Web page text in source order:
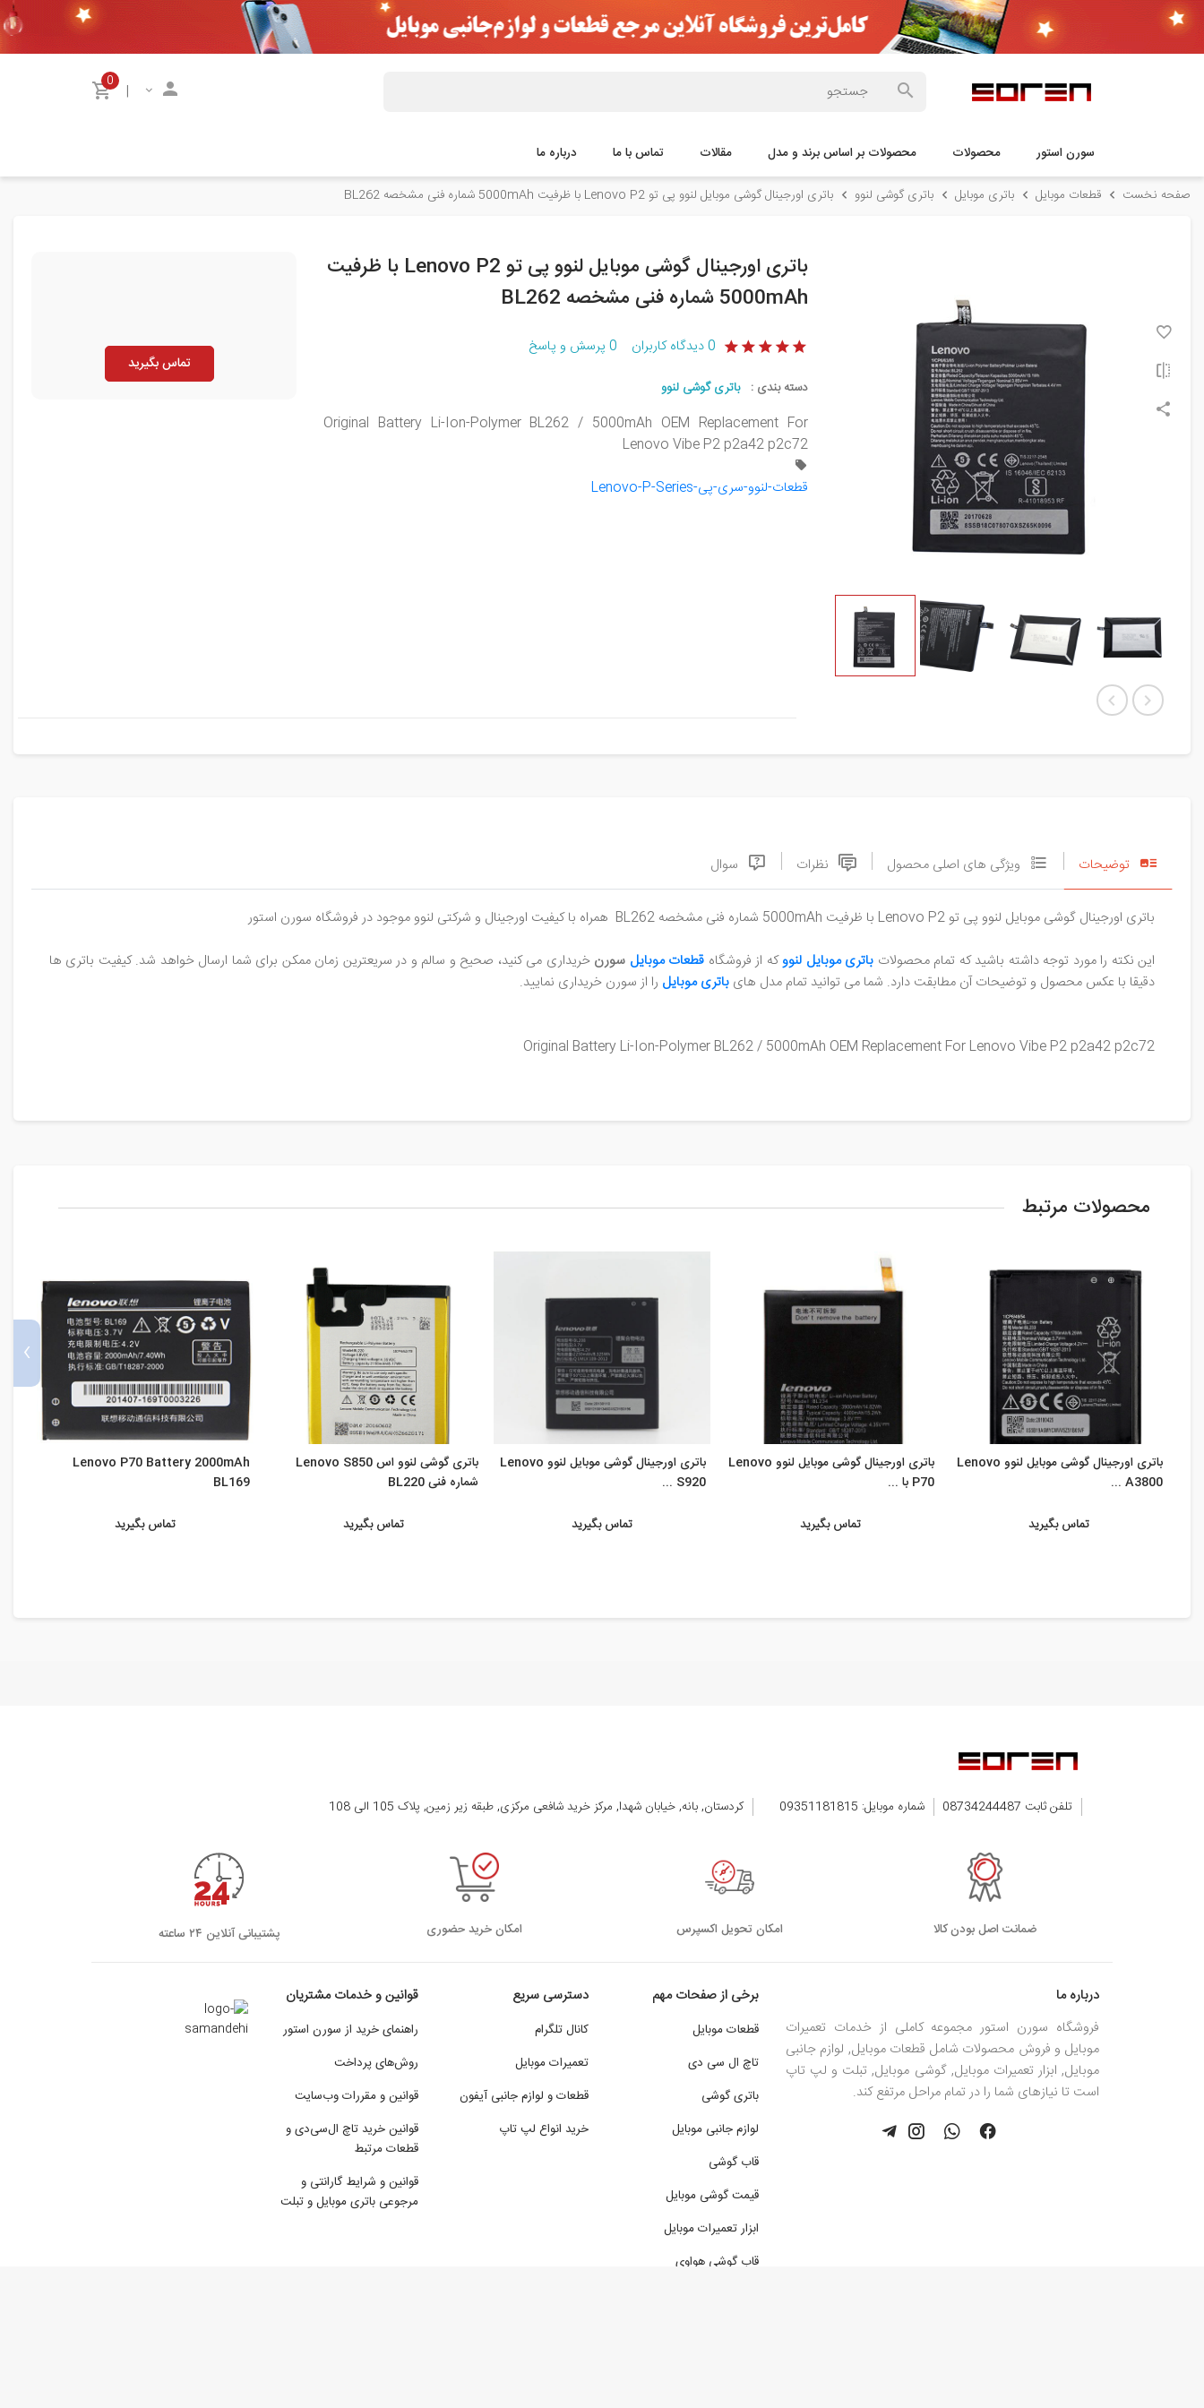
|
0
سورن استور محصولات محصولات بر اساس برند و مدل مقالات تماس با ما درباره ما
صفحه نخست قطعات موبایل باتری موبایل باتری گوشی لنوو باتری اورجینال گوشی موبایل لنوو پی تو Lenovo P2 با ظرفیت 5000mAh شماره فنی مشخصه BL262
باتری اورجینال گوشی موبایل لنوو پی تو Lenovo P2 با ظرفیت
5000mAh شماره فنی مشخصه BL262
0دیدگاه کاربران 0 پرسش و پاسخ
دسته بندی : باتری گوشی لنوو
Original Battery Li-Ion-Polymer BL262 / 5000mAh OEM Replacement For
Lenovo Vibe P2 p2a42 p2c72
قطعات-لنوو-سری-پی-Lenovo-P-Series
تماس بگیرید
توضیحات ویژگی های اصلی محصول نظرات سوال
باتری اورجینال گوشی موبایل لنوو پی تو Lenovo P2 با ظرفیت 5000mAh شماره فنی مشخصه BL262 همراه با کیفیت اورجینال و شرکتی لنوو موجود در فروشگاه سورن استور
این نکته را مورد توجه داشته باشید که تمام محصولات باتری موبایل لنوو که از فروشگاه قطعات موبایل سورن خریداری می کنید، صحیح و سالم و در سریعترین زمان ممکن برای شما ارسال خواهد شد. کیفیت باتری ها
دقیقا با عکس محصول و توضیحات آن مطابقت دارد. شما می توانید تمام مدل های باتری موبایل را از سورن خریداری نمایید.
Original Battery Li-Ion-Polymer BL262 / 5000mAh OEM Replacement For Lenovo Vibe P2 p2a42 p2c72
محصولات مرتبط
باتری اورجینال گوشی موبایل لنوو Lenovo
A3800 ...
تماس بگیرید
باتری اورجینال گوشی موبایل لنوو Lenovo
P70 با ...
تماس بگیرید
باتری اورجینال گوشی موبایل لنوو Lenovo
S920 ...
تماس بگیرید
باتری گوشی لنوو اس Lenovo S850
شماره فنی BL220
تماس بگیرید
Lenovo P70 Battery 2000mAh
BL169
تماس بگیرید
›
تلفن ثابت 08734244487 شماره موبایل: 09351181815 کردستان, بانه, خیابان شهدا, مرکز خرید شافعی مرکزی, طبقه زیر زمین, پلاک 105 الی 108
ضمانت اصل بودن کالا اﻣﮑﺎن ﺗﺤﻮﯾﻞ اﮐﺴﭙﺮس امکان خرید حضوری پشتیبانی آنلاین ۲۴ ساعته
درباره ما
فروشگاه سورن استور مجموعه کاملی از خدمات تعمیرات
موبایل و فروش محصولات شامل قطعات موبایل, لوازم جانبی
موبایل, ابزار تعمیرات موبایل, گوشی موبایل, تبلت و لپ تاپ
است تا نیازهای شما را در تمام مراحل مرتفع کند.
برخی از صفحات مهم
قطعات موبایل
تاچ ال سی دی
باتری گوشی
لوازم جانبی موبایل
قاب گوشی
قیمت گوشی موبایل
ابزار تعمیرات موبایل
قاب گوشی هواوی
دسترسی سریع
کانال تلگرام
تعمیرات موبایل
قطعات و لوازم جانبی آیفون
خرید انواع لپ تاپ
قوانین و خدمات مشتریان
راهنمای خرید از سورن استور
روش‌های پرداخت
قوانین و مقررات وب‌سایت
قوانین خرید تاچ ال‌سی‌دی و
قطعات مرتبط
قوانین و شرایط گارانتی و
مرجوعی باتری موبایل و تبلت